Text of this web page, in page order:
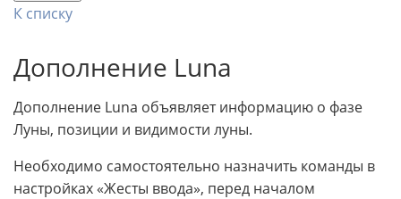
К списку
Дополнение Luna
Дополнение Luna объявляет информацию о фазе
Луны, позиции и видимости луны.
Необходимо самостоятельно назначить команды в
настройках «Жесты ввода», перед началом